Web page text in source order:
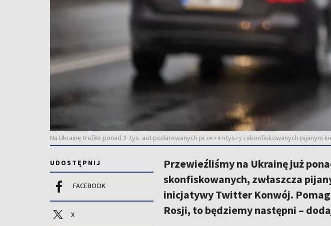
Na Ukrainę trafiło ponad 2. tys. aut podarowanych przez Łotyszy i skonfiskowanych pijanym
UDOSTĘPNIJ
FACEBOOK
X
Przewieźliśmy na Ukrainę już
skonfiskowanych, zwłaszcza
inicjatywy Twitter Konwój.
Rosji, to będziemy następni –